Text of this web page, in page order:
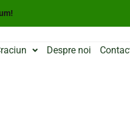
Despre noi